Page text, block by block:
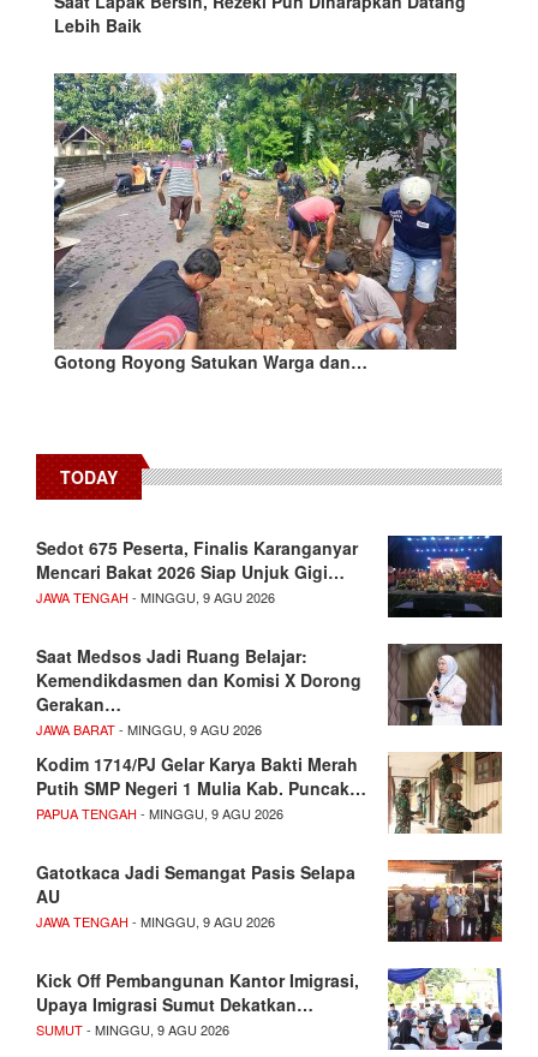
Lebih Baik
Gotong Royong Satukan Warga dan…
TODAY
Sedot 675 Peserta, Finalis Karanganyar
Mencari Bakat 2026 Siap Unjuk Gigi…
JAWA TENGAH - MINGGU, 9 AGU 2026
Saat Medsos Jadi Ruang Belajar:
Kemendikdasmen dan Komisi X Dorong
Gerakan…
JAWA BARAT- MINGGU, 9 AGU 2026
Kodim 1714/PJ Gelar Karya Bakti Merah
Putih SMP Negeri 1 Mulia Kab. Puncak…
PAPUA TENGAH - MINGGU, 9 AGU 2026
Gatotkaca Jadi Semangat Pasis Selapa
AU
JAWA TENGAH - MINGGU, 9 AGU 2026
Kick Off Pembangunan Kantor Imigrasi,
Upaya Imigrasi Sumut Dekatkan…
SUMUT- MINGGU, 9 AGU 2026